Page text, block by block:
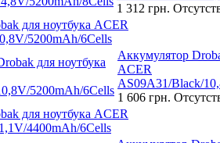
1 312 грн.
для ноутбука ACER
5200mAh/6Cells
Аккумулятор
ACER
AS09A31/Black/
1 606 грн.
для ноутбука ACER
4400mAh/6Cells